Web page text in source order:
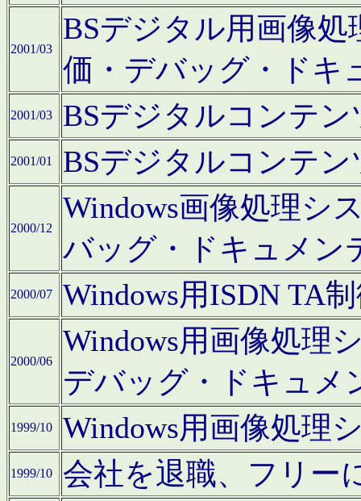
2001/03
BSデジタル用画像
価・デバッグ・ドキ
2001/03 BSデジタルコンテ
2001/01 BSデジタルコンテ
2000/12
Windows画像処理シ
バッグ・ドキュメン
2000/07 Windows用ISDN TA
2000/06
Windows用画像処理
デバッグ・ドキュメ
1999/10 Windows用画像処理
1999/10 会社を退職、フリー